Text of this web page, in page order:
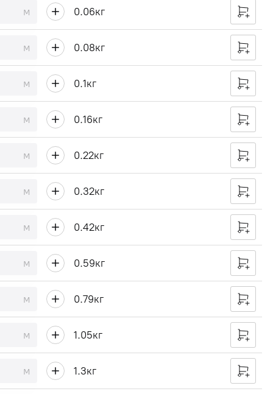
м 0.06кг
м 0.08кг
м 0.1кг
м 0.16кг
м 0.22кг
м 0.32кг
м 0.42кг
м 0.59кг
м 0.79кг
м 1.05кг
м 1.3кг